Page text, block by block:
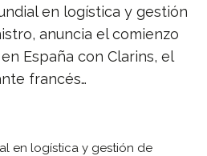
en logística y gestión
anuncia el comienzo
España con Clarins, el
francés…
en logística y gestión de